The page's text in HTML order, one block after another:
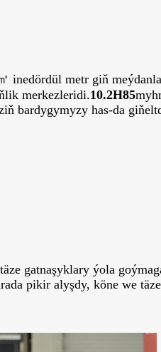
inedördül metr giň
merkezleridi.10.2H85
bardygymyzy has-da
gatnaşyklary ýola
pikir alyşdy, köne we